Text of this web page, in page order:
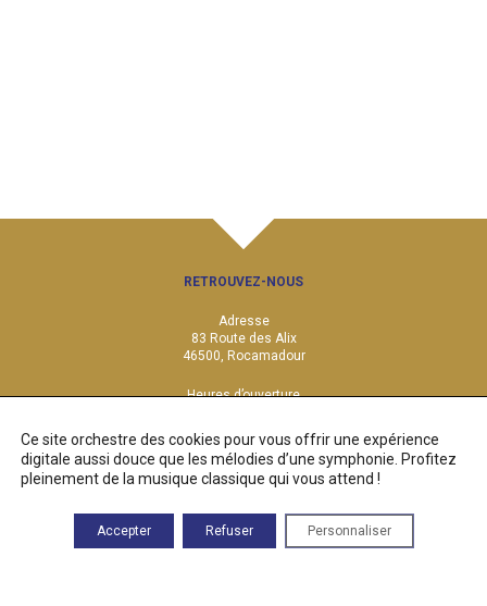
RETROUVEZ-NOUS
Adresse
83 Route des Alix
46500, Rocamadour
Heures d’ouverture
Contact
05 82 92 67 40
PRESSE
Ce site orchestre des cookies pour vous offrir une expérience
digitale aussi douce que les mélodies d’une symphonie. Profitez
pleinement de la musique classique qui vous attend !
Accepter Refuser Personnaliser